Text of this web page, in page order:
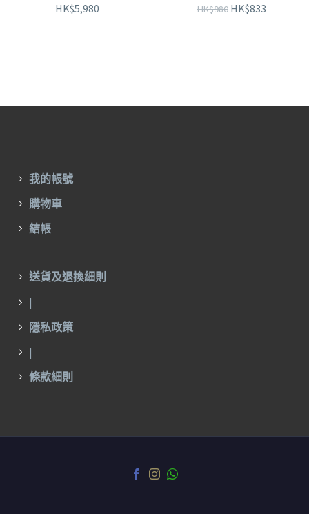
HK$5,980
HK$980 HK$833
我的帳號
購物車
結帳
送貨及退換細則
|
隱私政策
|
條款細則